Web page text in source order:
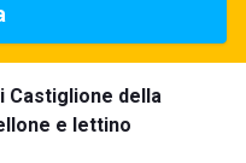
Castiglione della
e lettino